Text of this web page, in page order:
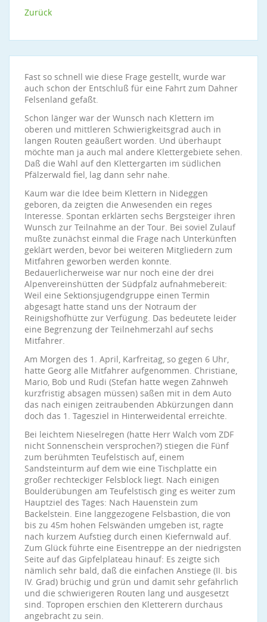
Zurück
Fast so schnell wie diese Frage gestellt, wurde war
auch schon der Entschluß für eine Fahrt zum Dahner
Felsenland gefaßt.
Schon länger war der Wunsch nach Klettern im
oberen und mittleren Schwierigkeitsgrad auch in
langen Routen geäußert worden. Und überhaupt
möchte man ja auch mal andere Klettergebiete sehen.
Daß die Wahl auf den Klettergarten im südlichen
Pfälzerwald fiel, lag dann sehr nahe.
Kaum war die Idee beim Klettern in Nideggen
geboren, da zeigten die Anwesenden ein reges
Interesse. Spontan erklärten sechs Bergsteiger ihren
Wunsch zur Teilnahme an der Tour. Bei soviel Zulauf
mußte zunächst einmal die Frage nach Unterkünften
geklärt werden, bevor bei weiteren Mitgliedern zum
Mitfahren geworben werden konnte.
Bedauerlicherweise war nur noch eine der drei
Alpenvereinshütten der Südpfalz aufnahmebereit:
Weil eine Sektionsjugendgruppe einen Termin
abgesagt hatte stand uns der Notraum der
Reinigshofhütte zur Verfügung. Das bedeutete leider
eine Begrenzung der Teilnehmerzahl auf sechs
Mitfahrer.
Am Morgen des 1. April, Karfreitag, so gegen 6 Uhr,
hatte Georg alle Mitfahrer aufgenommen. Christiane,
Mario, Bob und Rudi (Stefan hatte wegen Zahnweh
kurzfristig absagen müssen) saßen mit in dem Auto
das nach einigen zeitraubenden Abkürzungen dann
doch das 1. Tagesziel in Hinterweidental erreichte.
Bei leichtem Nieselregen (hatte Herr Walch vom ZDF
nicht Sonnenschein versprochen?) stiegen die Fünf
zum berühmten Teufelstisch auf, einem
Sandsteinturm auf dem wie eine Tischplatte ein
großer rechteckiger Felsblock liegt. Nach einigen
Boulderübungen am Teufelstisch ging es weiter zum
Hauptziel des Tages: Nach Hauenstein zum
Backelstein. Eine langgezogene Felsbastion, die von
bis zu 45m hohen Felswänden umgeben ist, ragte
nach kurzem Aufstieg durch einen Kiefernwald auf.
Zum Glück führte eine Eisentreppe an der niedrigsten
Seite auf das Gipfelplateau hinauf: Es zeigte sich
nämlich sehr bald, daß die einfachen Anstiege (II. bis
IV. Grad) brüchig und grün und damit sehr gefährlich
und die schwierigeren Routen lang und ausgesetzt
sind. Topropen erschien den Kletterern durchaus
angebracht zu sein.